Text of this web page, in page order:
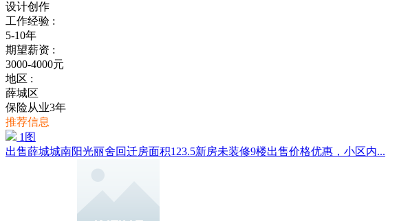
设计创作
工作经验 :
5-10年
期望薪资 :
3000-4000元
地区 :
薛城区
保险从业3年
推荐信息
1图
出售薛城城南阳光丽舍回迁房面积123.5新房未装修9楼出售价格优惠，小区内...